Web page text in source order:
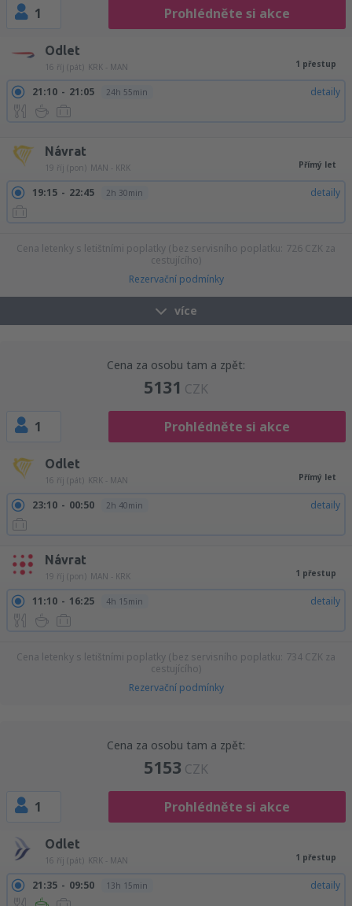
1 Prohlédněte si akce
Odlet
16 říj (pát) KRK - MAN 1 přestup
21:10 21:05 24h 55min detaily
Návrat
19 říj (pon) MAN - KRK Přímý let
19:15 22:45 2h 30min detaily
Cena letenky s letištními poplatky (bez servisního poplatku: 726 CZK za
cestujícího)
Rezervační podmínky
více
Cena za osobu tam a zpět:
5131 CZK
1 Prohlédněte si akce
Odlet
16 říj (pát) KRK - MAN Přímý let
23:10 00:50 2h 40min detaily
Návrat
19 říj (pon) MAN - KRK 1 přestup
11:10 16:25 4h 15min detaily
Cena letenky s letištními poplatky (bez servisního poplatku: 734 CZK za
cestujícího)
Rezervační podmínky
Cena za osobu tam a zpět:
5153 CZK
1 Prohlédněte si akce
Odlet
16 říj (pát) KRK - MAN 1 přestup
21:35 09:50 13h 15min detaily